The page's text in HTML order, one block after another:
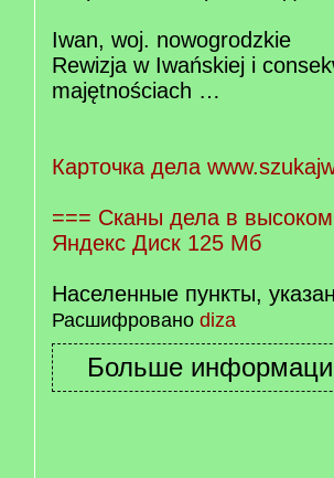
Iwan, woj. nowogrodzkie
Rewizja w Iwańskiej i
majętnościach …
Карточка дела
=== Сканы дела в
Яндекс Диск 125 Мб
Населенные пункты,
Расшифровано diza